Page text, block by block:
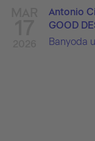
Antonio
GOOD
Banyoda